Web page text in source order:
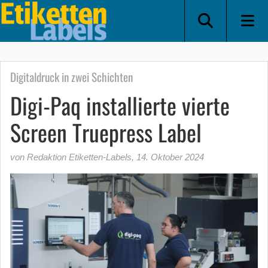
Digitaldruck in zwei Schichten
Digi-Paq installierte vierte
Screen Truepress Label
von Redaktion Etiketten-Labels, 14. Oktober 2024